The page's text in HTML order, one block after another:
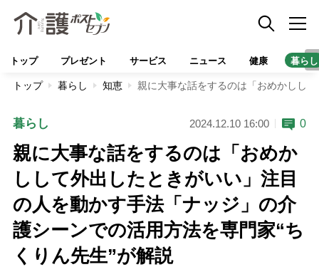
トップ プレゼント サービス ニュース 健康 暮らし
トップ 暮らし 知恵 親に大事な話をするのは「おめかしし
暮らし 2024.12.10 16:00 0
親に大事な話をするのは「おめか
しして外出したときがいい」注目
の人を動かす手法「ナッジ」の介
護シーンでの活用方法を専門家“ち
くりん先生”が解説